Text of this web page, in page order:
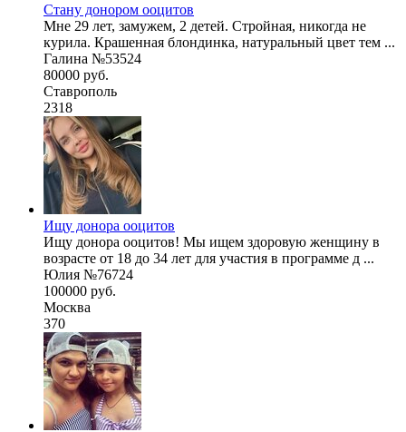
Стану донором ооцитов
Мне 29 лет, замужем, 2 детей. Стройная, никогда не
курила. Крашенная блондинка, натуральный цвет тем ...
Галина №53524
80000 руб.
Ставрополь
2318
Ищу донора ооцитов
Ищу донора ооцитов! Мы ищем здоровую женщину в
возрасте от 18 до 34 лет для участия в программе д ...
Юлия №76724
100000 руб.
Москва
370